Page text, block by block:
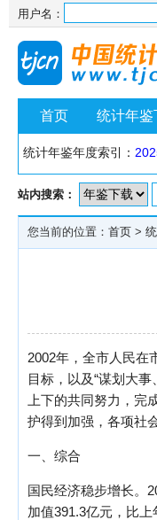
用户名：
首页 统计年鉴
统计年鉴年度索引：
站内搜索：
您当前的位置： 首页 >
2002年，全市人民在
目标，以及“谋划大
上下的共同努力，
护得到加强，各项社
一、综合
国民经济稳步增长。
加值391.3亿元，比